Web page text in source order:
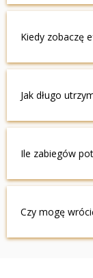
Dzięki
Kiedy zobaczę
Pierwsze
Jak długo
Efekty lasera
Ile zabiegów
Dla
Czy mogę